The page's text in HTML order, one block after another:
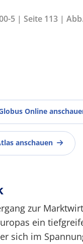
5 | Seite 113 |
Online
anschauen
zur
ein
sich im